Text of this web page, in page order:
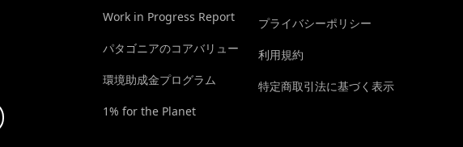
Work in Progress Report
パタゴニアのコアバリュー
環境助成金プログラム
1% for the Planet
プライバシーポリシー
利用規約
特定商取引法に基づく表示